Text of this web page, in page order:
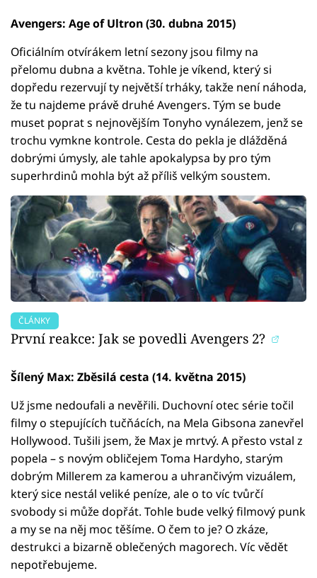
Avengers: Age of Ultron (30. dubna 2015)
Oficiálním otvírákem letní sezony jsou filmy na
přelomu dubna a května. Tohle je víkend, který si
dopředu rezervují ty největší trháky, takže není náhoda,
že tu najdeme právě druhé Avengers. Tým se bude
muset poprat s nejnovějším Tonyho vynálezem, jenž se
trochu vymkne kontrole. Cesta do pekla je dlážděná
dobrými úmysly, ale tahle apokalypsa by pro tým
superhrdinů mohla být až příliš velkým soustem.
ČLÁNKY
První reakce: Jak se povedli Avengers 2?
Šílený Max: Zběsilá cesta (14. května 2015)
Už jsme nedoufali a nevěřili. Duchovní otec série točil
filmy o stepujících tučňácích, na Mela Gibsona zanevřel
Hollywood. Tušili jsem, že Max je mrtvý. A přesto vstal z
popela – s novým obličejem Toma Hardyho, starým
dobrým Millerem za kamerou a uhrančivým vizuálem,
který sice nestál veliké peníze, ale o to víc tvůrčí
svobody si může dopřát. Tohle bude velký filmový punk
a my se na něj moc těšíme. O čem to je? O zkáze,
destrukci a bizarně oblečených magorech. Víc vědět
nepotřebujeme.